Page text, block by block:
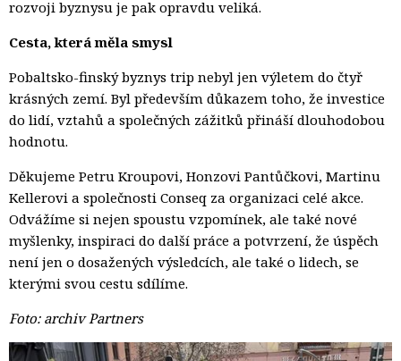
rozvoji byznysu je pak opravdu veliká.
Cesta, která měla smysl
Pobaltsko-finský byznys trip nebyl jen výletem do čtyř
krásných zemí. Byl především důkazem toho, že investice
do lidí, vztahů a společných zážitků přináší dlouhodobou
hodnotu.
Děkujeme Petru Kroupovi, Honzovi Pantůčkovi, Martinu
Kellerovi a společnosti Conseq za organizaci celé akce.
Odvážíme si nejen spoustu vzpomínek, ale také nové
myšlenky, inspiraci do další práce a potvrzení, že úspěch
není jen o dosažených výsledcích, ale také o lidech, se
kterými svou cestu sdílíme.
Foto: archiv Partners